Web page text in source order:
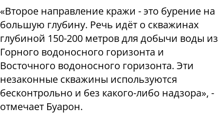
«Второе направление кражи - это бурение на
большую глубину. Речь идёт о скважинах
глубиной 150-200 метров для добычи воды из
Горного водоносного горизонта и
Восточного водоносного горизонта. Эти
незаконные скважины используются
бесконтрольно и без какого-либо надзора», -
отмечает Буарон.